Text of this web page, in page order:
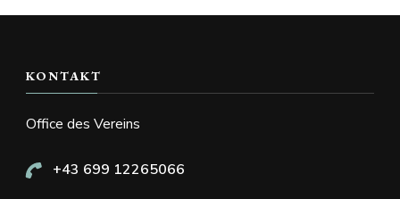
KONTAKT
Office des Vereins
+43 699 12265066